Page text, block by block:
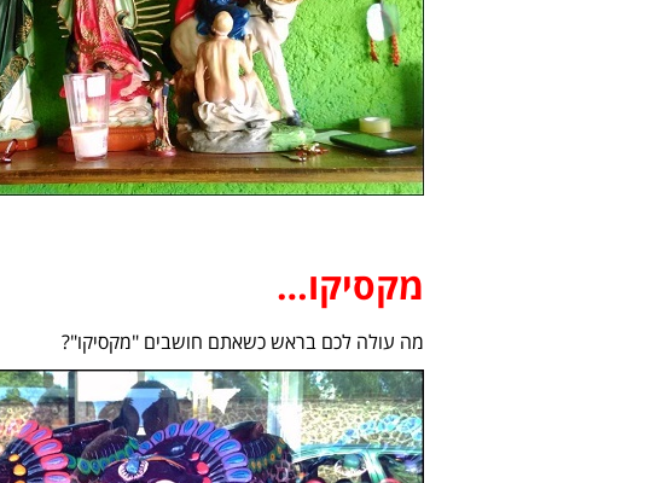
מקסיקו…
מה עולה לכם בראש כשאתם חושבים "מקסיקו"?